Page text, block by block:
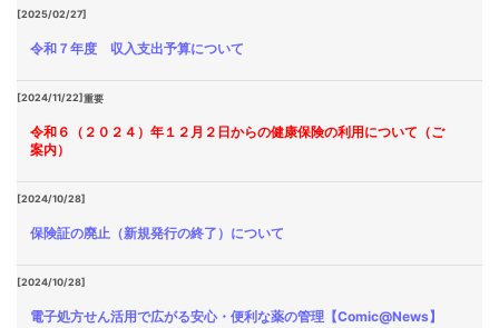
[2025/02/27]
令和７年度 収入支出予算について
[2024/11/22]重要
令和６（２０２４）年１２月２日からの健康保険の利用について（ご
案内）
[2024/10/28]
保険証の廃止（新規発行の終了）について
[2024/10/28]
電子処方せん活用で広がる安心・便利な薬の管理【Comic@News】